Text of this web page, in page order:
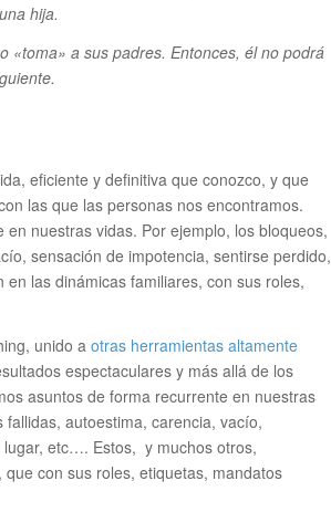
hija.
«toma» a sus padres. Entonces, él no podrá
eficiente y definitiva que conozco, y que
las que las personas nos encontramos.
nuestras vidas. Por ejemplo, los bloqueos,
sensación de impotencia, sentirse perdido,
las dinámicas familiares, con sus roles,
unido a otras herramientas altamente
espectaculares y más allá de los
asuntos de forma recurrente en nuestras
autoestima, carencia, vacío,
etc…. Estos, y muchos otros,
con sus roles, etiquetas, mandatos